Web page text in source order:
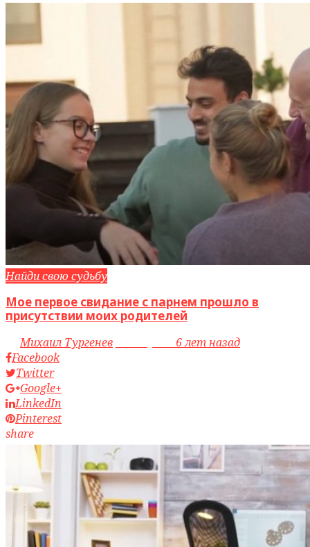
Найди свою судьбу
Мое первое свидание с парнем прошло в
присутствии моих родителей
byМихаил Тургенев
6 лет назад
Facebook
Twitter
Google+
LinkedIn
Pinterest
share